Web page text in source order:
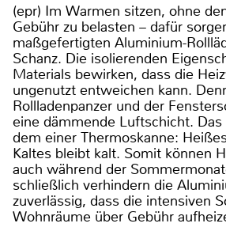
(epr) Im Warmen sitzen, ohne
Gebühr zu belasten – dafür
maßgefertigten Aluminium-
Schanz. Die isolierenden
Materials bewirken, dass die
ungenutzt entweichen kann.
Rollladenpanzer und der
eine dämmende Luftschicht.
dem einer Thermoskanne:
Kaltes bleibt kalt. Somit können
auch während der
schließlich verhindern die
zuverlässig, dass die intensiven
Wohnräume über Gebühr